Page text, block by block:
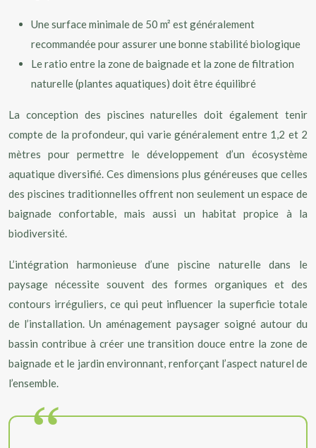
Une surface minimale de 50 m² est généralement
recommandée pour assurer une bonne stabilité biologique
Le ratio entre la zone de baignade et la zone de filtration
naturelle (plantes aquatiques) doit être équilibré
La conception des piscines naturelles doit également tenir
compte de la profondeur, qui varie généralement entre 1,2 et 2
mètres pour permettre le développement d’un écosystème
aquatique diversifié. Ces dimensions plus généreuses que celles
des piscines traditionnelles offrent non seulement un espace de
baignade confortable, mais aussi un habitat propice à la
biodiversité.
L’intégration harmonieuse d’une piscine naturelle dans le
paysage nécessite souvent des formes organiques et des
contours irréguliers, ce qui peut influencer la superficie totale
de l’installation. Un aménagement paysager soigné autour du
bassin contribue à créer une transition douce entre la zone de
baignade et le jardin environnant, renforçant l’aspect naturel de
l’ensemble.